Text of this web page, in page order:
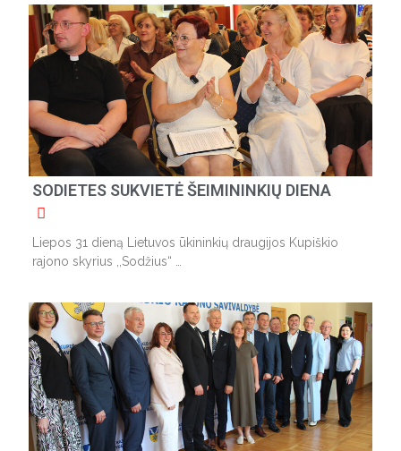
SODIETES SUKVIETĖ ŠEIMININKIŲ DIENA
Liepos 31 dieną Lietuvos ūkininkių draugijos Kupiškio
rajono skyrius ,,Sodžius“ …